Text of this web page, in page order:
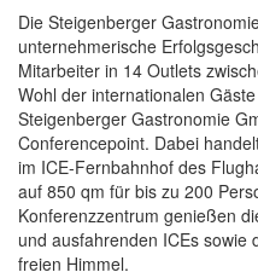
Die Steigenberger
unternehmerische
Mitarbeiter in 14 Outlets
Wohl der internationalen
Steigenberger Gastronomie
Conferencepoint. Dabei
im ICE-Fernbahnhof des
auf 850 qm für bis zu 200
Konferenzzentrum genießen
und ausfahrenden ICEs sowie
freien Himmel.